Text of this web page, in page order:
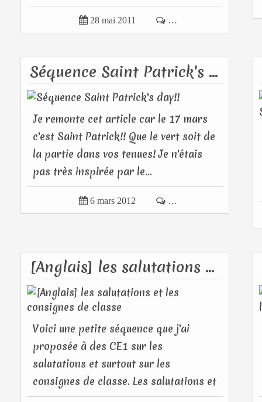
 28 mai 2011  …
Séquence Saint Patrick's day!!
Je remonte cet article car le 17 mars
c'est Saint Patrick!! Que le vert soit de
la partie dans vos tenues! Je n'étais
pas très inspirée par le...
 6 mars 2012  …
[Anglais] les salutations et les consignes de classe
Voici une petite séquence que j'ai
proposée à des CE1 sur les
salutations et surtout sur les
consignes de classe. Les salutations et
consignes...